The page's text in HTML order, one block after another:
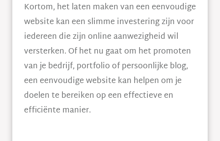
Kortom, het laten maken van een eenvoudige
website kan een slimme investering zijn voor
iedereen die zijn online aanwezigheid wil
versterken. Of het nu gaat om het promoten
van je bedrijf, portfolio of persoonlijke blog,
een eenvoudige website kan helpen om je
doelen te bereiken op een effectieve en
efficiënte manier.